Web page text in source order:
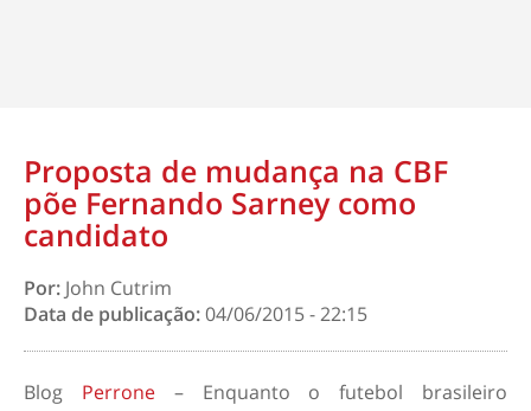
Proposta de mudança na CBF
põe Fernando Sarney como
candidato
Por: John Cutrim
Data de publicação:04/06/2015 - 22:15
Blog Perrone– Enquanto o futebol brasileiro